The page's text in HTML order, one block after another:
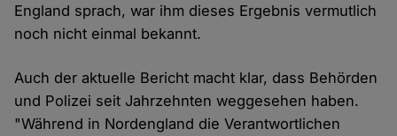
England sprach, war ihm dieses Ergebnis vermutlich
noch nicht einmal bekannt.
Auch der aktuelle Bericht macht klar, dass Behörden
und Polizei seit Jahrzehnten weggesehen haben.
"Während in Nordengland die Verantwortlichen